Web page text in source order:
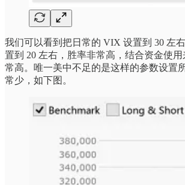
我们可以看到把日常的 VIX 设置到 30 左
置到 20 左右，胜率非常高，结合资金使
常高。唯一美中不足的是这样的参数设置
常少，如下图。